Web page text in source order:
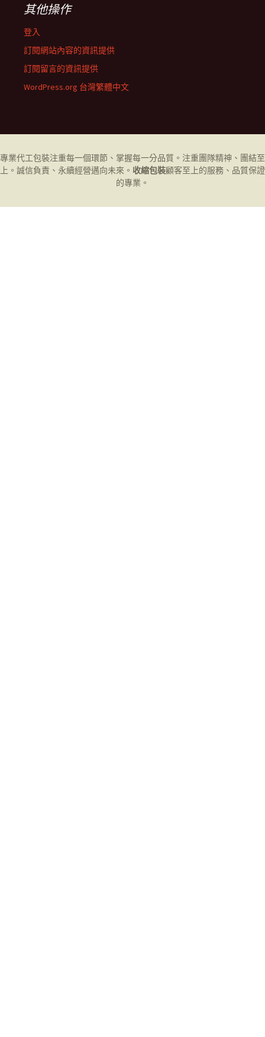
其他操作
登入
訂閱網站內容的資訊提供
訂閱留言的資訊提供
WordPress.org 台灣繁體中文
專業代工包裝注重每一個環節、掌握每一分品質。注重團隊精神、團結至
上。誠信負責、永續經營邁向未來。 收縮包裝顧客至上的服務、品質保證
的專業。